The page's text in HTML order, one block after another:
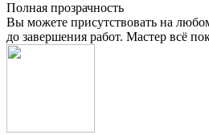
Полная прозрачность
Вы можете присутствовать на
до завершения работ. Мастер всё